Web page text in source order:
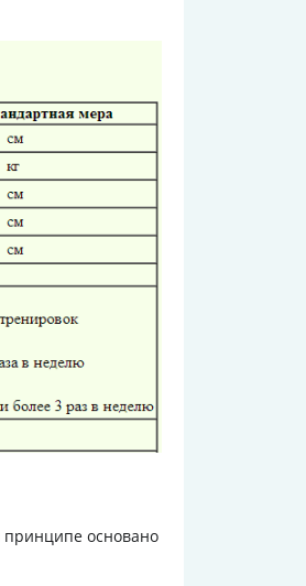
принципе основано